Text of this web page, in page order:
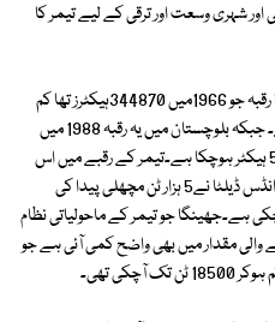
اور شہری وسعت اور ترقی کے لیے تیمر کا
ان محرکات کی وجہ سے سندھ میں تیمر کا رقبہ جو 1966میں 344870ہیکٹرز تھا کم
ہوکر 2020 تک140922 ہیکٹر ہوچکا ہے۔ جبکہ بلوچستان میں یہ رقبہ 1988 میں
7340 ہیکٹر سے کم ہوکر 2020 تک 5436 ہیکٹر ہوچکا ہے۔تیمر کے رقبے میں اس
کمی کا معاشی نقصان یہ ہوا کہ 1951 میں انڈس ڈیلٹا نے5 ہزار ٹن مچھلی پیدا کی
کم ہوکر3 سو ٹن تک آچکی ہے۔جھینگا جو تیمر کے ماحولیاتی نظام
مقدار میں بھی واضح کمی آئی ہے جو